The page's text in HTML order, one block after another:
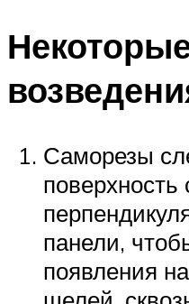
Саморезы
поверхность
панели,
появления